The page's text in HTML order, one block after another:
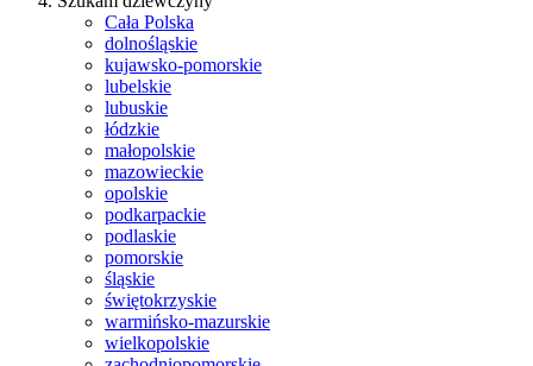
Cała Polska
dolnośląskie
kujawsko-pomorskie
lubelskie
lubuskie
łódzkie
małopolskie
mazowieckie
opolskie
podkarpackie
podlaskie
pomorskie
śląskie
świętokrzyskie
warmińsko-mazurskie
wielkopolskie